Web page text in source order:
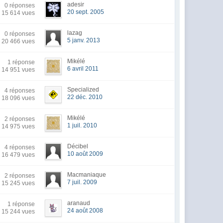
0 réponses
15 614 vues
adesir
20 sept. 2005
0 réponses
20 466 vues
lazag
5 janv. 2013
1 réponse
14 951 vues
Mikélé
6 avril 2011
4 réponses
18 096 vues
Specialized
22 déc. 2010
2 réponses
14 975 vues
Mikélé
1 juil. 2010
4 réponses
16 479 vues
Décibel
10 août 2009
2 réponses
15 245 vues
Macmaniaque
7 juil. 2009
1 réponse
15 244 vues
aranaud
24 août 2008